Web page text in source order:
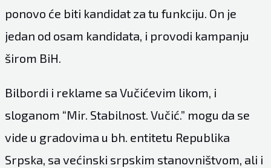
ponovo će biti kandidat za tu funkciju. On je
jedan od osam kandidata, i provodi kampanju
širom BiH.
Bilbordi i reklame sa Vučićevim likom, i
sloganom “Mir. Stabilnost. Vučić.” mogu da se
vide u gradovima u bh. entitetu Republika
Srpska, sa većinski srpskim stanovništvom, ali i